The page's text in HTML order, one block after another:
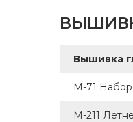
Вышивка
М-71
М-211